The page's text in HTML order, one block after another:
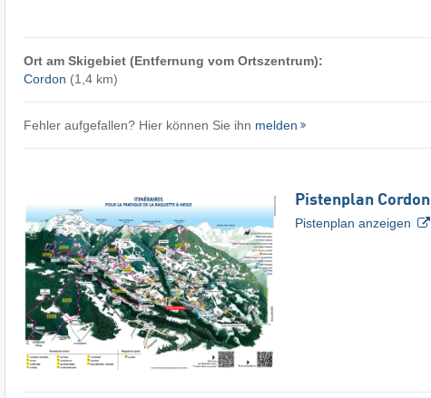
Ort am Skigebiet (Entfernung vom Ortszentrum):
Cordon (1,4 km)
Fehler aufgefallen? Hier können Sie ihn melden
Pistenplan Cordon
Pistenplan anzeigen